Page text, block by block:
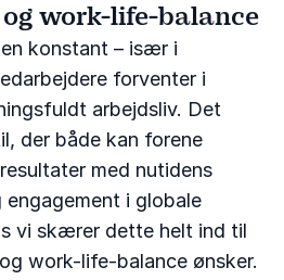
work-life-balance
konstant – især i
forventer i
arbejdsliv. Det
der både kan forene
med nutidens
i globale
vi skærer dette helt ind til
work-life-balance ønsker.